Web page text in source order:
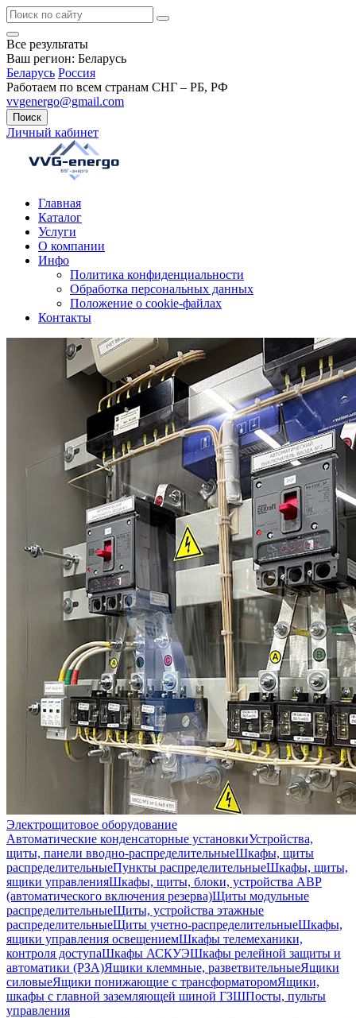
Все результаты
Ваш регион: Беларусь
Беларусь Россия
Работаем по всем странам СНГ – РБ, РФ
vvgenergo@gmail.com
Поиск
Личный кабинет
Главная
Каталог
Услуги
О компании
Инфо
Политика конфиденциальности
Обработка персональных данных
Положение о cookie-файлах
Контакты
Электрощитовое оборудование
Автоматические конденсаторные установкиУстройства,
щиты, панели вводно-распределительныеШкафы, щиты
распределительныеПункты распределительныеШкафы, щиты,
ящики управленияШкафы, щиты, блоки, устройства АВР
(автоматического включения резерва)Щиты модульные
распределительныеЩиты, устройства этажные
распределительныеЩиты учетно-распределительныеШкафы,
ящики управления освещениемШкафы телемеханики,
контроля доступаШкафы АСКУЭШкафы релейной защиты и
автоматики (РЗА)Ящики клеммные, разветвительныеЯщики
силовыеЯщики понижающие с трансформаторомЯщики,
шкафы с главной заземляющей шиной ГЗШПосты, пульты
управления